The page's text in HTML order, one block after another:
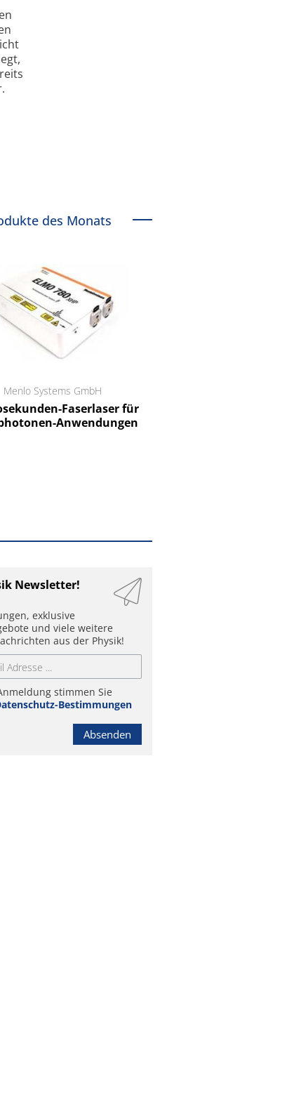
des Monats
Menlo Systems GmbH
Faserlaser für
Anwendungen
Newsletter!
exklusive
und viele weitere
aus der Physik!
stimmen Sie
Bestimmungen
Absenden